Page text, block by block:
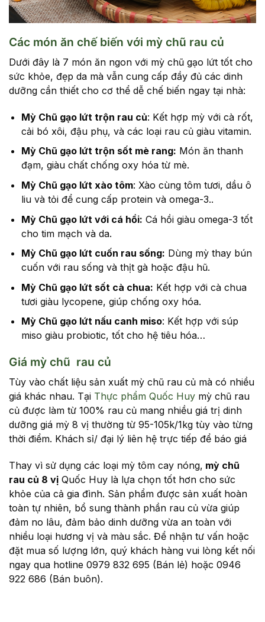
Các món ăn chế biến với mỳ chũ rau củ
Dưới đây là 7 món ăn ngon với mỳ chũ gạo lứt tốt cho
sức khỏe, đẹp da mà vẫn cung cấp đầy đủ các dinh
dưỡng cần thiết cho cơ thể dễ chế biến ngay tại nhà:
Mỳ Chũ gạo lứt trộn rau củ: Kết hợp mỳ với cà rốt,
cải bó xôi, đậu phụ, và các loại rau củ giàu vitamin.
Mỳ Chũ gạo lứt trộn sốt mè rang: Món ăn thanh
đạm, giàu chất chống oxy hóa từ mè.
Mỳ Chũ gạo lứt xào tôm: Xào cùng tôm tươi, dầu ô
liu và tỏi để cung cấp protein và omega-3..
Mỳ Chũ gạo lứt với cá hồi: Cá hồi giàu omega-3 tốt
cho tim mạch và da.
Mỳ Chũ gạo lứt cuốn rau sống: Dùng mỳ thay bún
cuốn với rau sống và thịt gà hoặc đậu hũ.
Mỳ Chũ gạo lứt sốt cà chua: Kết hợp với cà chua
tươi giàu lycopene, giúp chống oxy hóa.
Mỳ Chũ gạo lứt nấu canh miso: Kết hợp với súp
miso giàu probiotic, tốt cho hệ tiêu hóa…
Giá mỳ chũ rau củ
Tùy vào chất liệu sản xuất mỳ chũ rau củ mà có nhiều
giá khác nhau. Tại Thực phẩm Quốc Huy mỳ chũ rau
củ được làm từ 100% rau củ mang nhiều giá trị dinh
dưỡng giá mỳ 8 vị thường từ 95-105k/1kg tùy vào từng
thời điểm. Khách sỉ/ đại lý liên hệ trực tiếp để báo giá
Thay vì sử dụng các loại mỳ tôm cay nóng, mỳ chũ
rau củ 8 vị Quốc Huy là lựa chọn tốt hơn cho sức
khỏe của cả gia đình. Sản phẩm được sản xuất hoàn
toàn tự nhiên, bổ sung thành phần rau củ vừa giúp
đảm no lâu, đảm bảo dinh dưỡng vừa an toàn với
nhiều loại hương vị và màu sắc. Để nhận tư vấn hoặc
đặt mua số lượng lớn, quý khách hàng vui lòng kết nối
ngay qua hotline 0979 832 695 (Bán lẻ) hoặc 0946
922 686 (Bán buôn).